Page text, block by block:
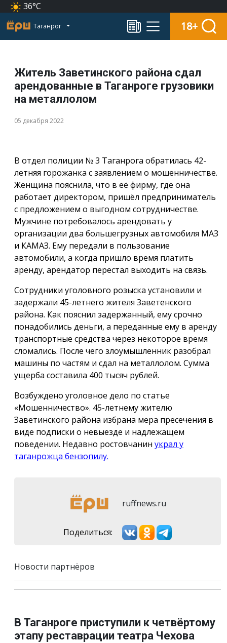
36°C
Таганрог 18+
Житель Заветинского района сдал
арендованные в Таганроге грузовики
на металлолом
05 декабря 2022
В отдел полиции № 3 Таганрога обратилась 42-
летняя горожанка с заявлением о мошенничестве.
Женщина пояснила, что в её фирму, где она
работает директором, пришёл предприниматель
с предложением о выгодном сотрудничестве.
Мужчине потребовалось арендовать у
организации два большегрузных автомобиля МАЗ
и КАМАЗ. Ему передали в пользование
автомобили, а когда пришло время платить
аренду, арендатор перестал выходить на связь.
Сотрудники уголовного розыска установили и
задержали 45-летнего жителя Заветенского
района. Как пояснил задержанный, ему срочно
понадобились деньги, а переданные ему в аренду
транспортные средства через некоторое время
сломались. После чего злоумышленник разобрал
машины по частям и сдал на металлолом. Сумма
ущерба составила 400 тысяч рублей.
Возбуждено уголовное дело по статье
«Мошенничество». 45-летнему жителю
Заветинского района избрана мера пресечения в
виде подписки о невыезде и надлежащем
поведении. Недавно ростовчанин украл у
таганрожца бензопилу.
ruffnews.ru
Поделиться:
Новости партнёров
В Таганроге приступили к четвёртому
этапу реставрации театра Чехова